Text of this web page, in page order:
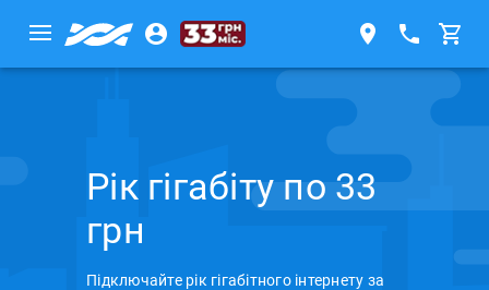
Рік гігабіту по 33
грн
Підключайте рік гігабітного інтернету за